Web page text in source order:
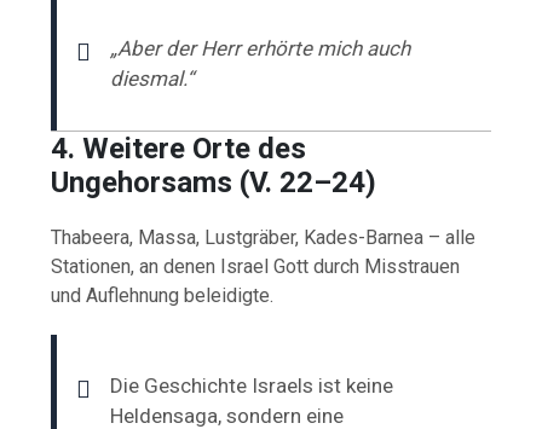
„Aber der Herr erhörte mich auch
diesmal.“
4. Weitere Orte des
Ungehorsams (V. 22–24)
Thabeera, Massa, Lustgräber, Kades-Barnea – alle
Stationen, an denen Israel Gott durch Misstrauen
und Auflehnung beleidigte.
Die Geschichte Israels ist keine
Heldensaga, sondern eine